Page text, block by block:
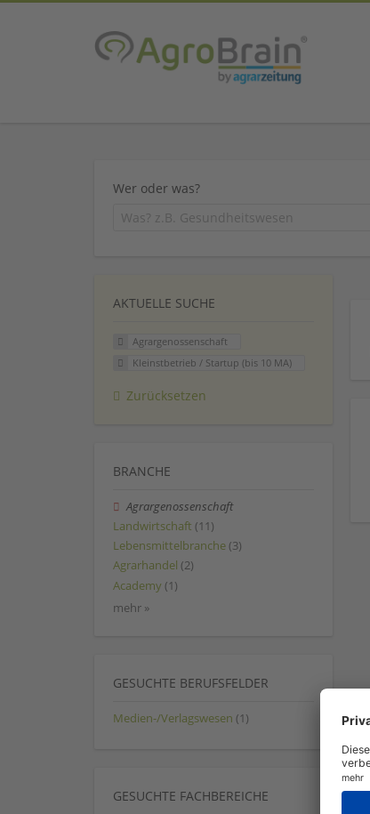
Wer oder was?
AKTUELLE SUCHE
Agrargenossenschaft
Kleinstbetrieb / Startup (bis 10 MA)
Zurücksetzen
BRANCHE
Agrargenossenschaft
Landwirtschaft (11)
Lebensmittelbranche (3)
Agrarhandel (2)
Academy (1)
mehr »
GESUCHTE BERUFSFELDER
Medien-/Verlagswesen (1)
GESUCHTE FACHBEREICHE